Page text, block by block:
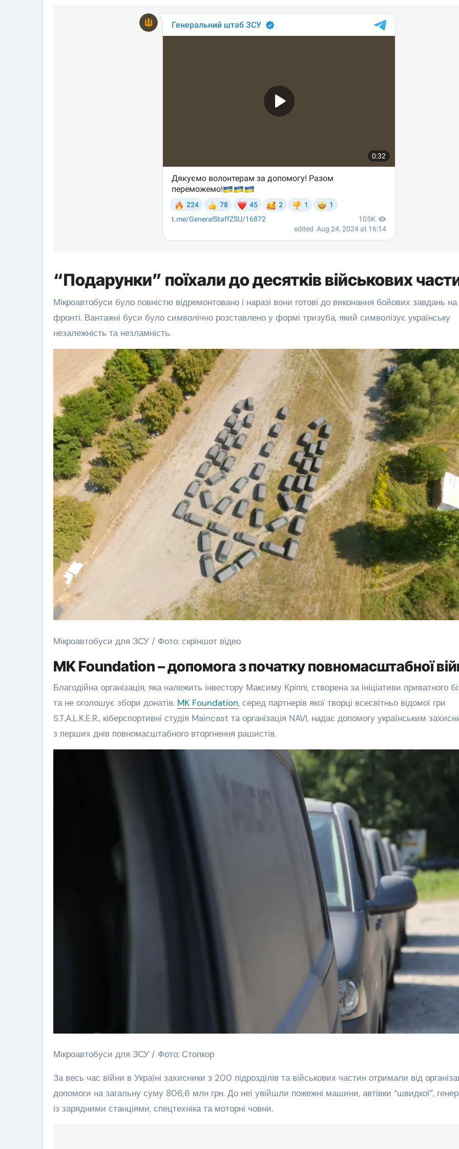
“Подарунки” поїхали до десятків військових
Мікроавтобуси було повністю відремонтовано і наразі вони готові до виконання бойових завдань на
фронті. Вантажні буси було символічно розставлено у формі тризуба, який символізує українську
незалежність та незламність.
Мікроавтобуси для ЗСУ / Фото: скріншот відео
MK Foundation – допомога з початку повномасштабної
Благодійна організація, яка належить інвестору Максиму Кріппі, створена за ініціативи приватного
та не оголошує збори донатів. MK Foundation, серед партнерів якої творці всесвітньо відомої гри
S.T.A.L.K.E.R., кіберспортивні студія Maincast та організація NAVI, надає допомогу українським
з перших днів повномасштабного вторгнення рашистів.
Мікроавтобуси для ЗСУ / Фото: Стопкор
За весь час війни в Україні захисники з 200 підрозділів та військових частин отримали від
допомоги на загальну суму 806,6 млн грн. До неї увійшли пожежні машини, автівки “швидкої”,
із зарядними станціями, спецтехніка та моторні човни.